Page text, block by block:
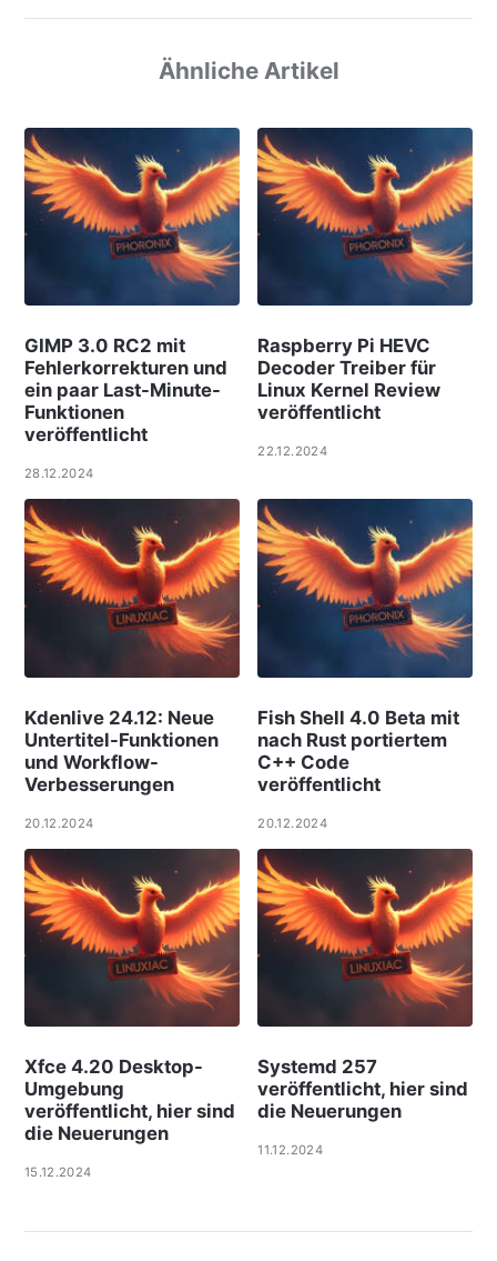
Ähnliche Artikel
GIMP 3.0 RC2 mit
Fehlerkorrekturen und
ein paar Last-Minute-
Funktionen
veröffentlicht
28.12.2024
Raspberry Pi HEVC
Decoder Treiber für
Linux Kernel Review
veröffentlicht
22.12.2024
Kdenlive 24.12: Neue
Untertitel-Funktionen
und Workflow-
Verbesserungen
20.12.2024
Fish Shell 4.0 Beta mit
nach Rust portiertem
C++ Code
veröffentlicht
20.12.2024
Xfce 4.20 Desktop-
Umgebung
veröffentlicht, hier sind
die Neuerungen
15.12.2024
Systemd 257
veröffentlicht, hier sind
die Neuerungen
11.12.2024